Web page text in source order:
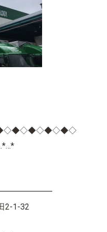
2-1-32